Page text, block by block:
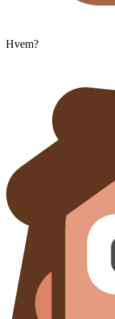
Hvem?